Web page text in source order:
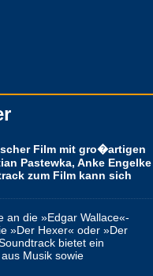
Film mit gro�artigen
Pastewka, Anke Engelke
zum Film kann sich
an die »Edgar Wallace«-
»Der Hexer« oder »Der
bietet ein
Musik sowie